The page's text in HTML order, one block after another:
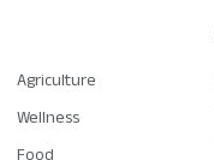
Agriculture
Wellness
Food